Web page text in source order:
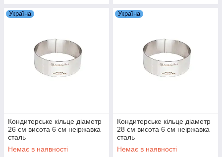
Україна
Кондитерське кільце діаметр
26 см висота 6 см неіржавка
сталь
Немає в наявності
Україна
Кондитерське кільце діаметр
28 см висота 6 см неіржавка
сталь
Немає в наявності